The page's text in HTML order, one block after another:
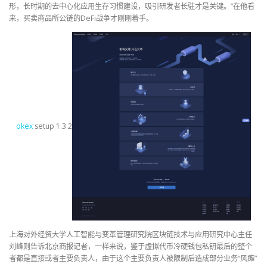
形，长时期的去中心化应用生存习惯建设，吸引研发者长驻才是关键。”在他看
来，买卖商品所公链的DeFi战争才刚刚着手。
okex setup 1.3.2
上海对外经贸大学人工智能与变革管理研究院区块链技术与应用研究中心主任
刘峰则告诉北京商报记者，一样来说，鉴于虚拟代币冷硬钱包私钥最后的整个
者都是直接或者主要负责人，由于这个主要负责人被限制后造成部分业务“风瘫”